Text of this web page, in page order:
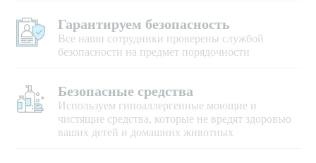
Гарантируем безопасность
Все наши сотрудники проверены службой
безопасности на предмет порядочности
Безопасные средства
Используем гипоаллергенные моющие и
чистящие средства, которые не вредят здоровью
ваших детей и домашних животных